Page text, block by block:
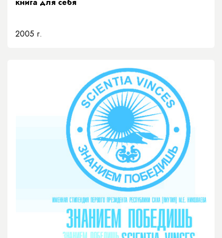
книга для себя
2005 г.